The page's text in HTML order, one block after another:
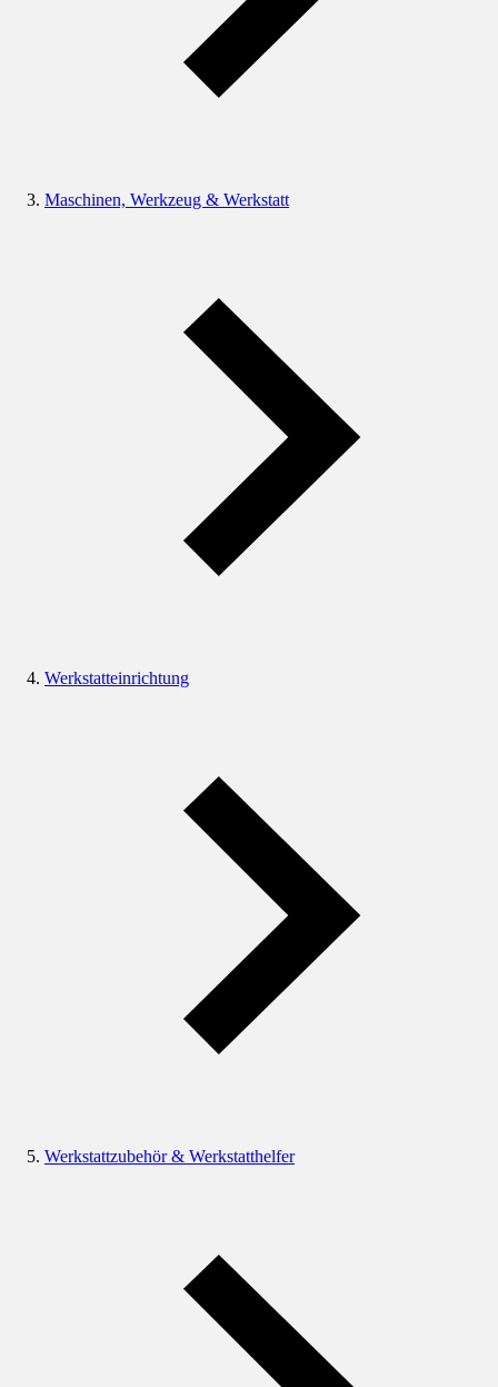
Maschinen, Werkzeug & Werkstatt
Werkstatteinrichtung
Werkstattzubehör & Werkstatthelfer